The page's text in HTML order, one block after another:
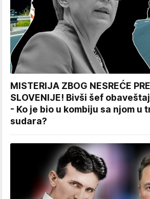
MISTERIJA ZBOG NESREĆE
SLOVENIJE! Bivši šef
- Ko je bio u kombiju sa njom u
sudara?